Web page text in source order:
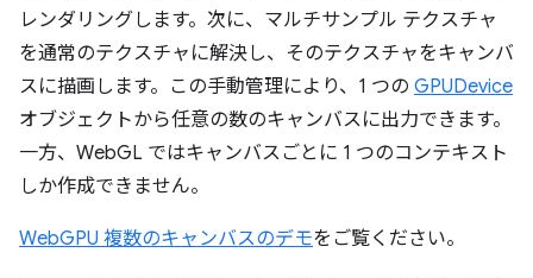
レンダリングします。次に、マルチサンプル テクスチャ
を通常のテクスチャに解決し、そのテクスチャをキャンバ
スに描画します。この手動管理により、1 つの GPUDevice
オブジェクトから任意の数のキャンバスに出力できます。
一方、WebGL ではキャンバスごとに 1 つのコンテキスト
しか作成できません。
WebGPU 複数のキャンバスのデモをご覧ください。